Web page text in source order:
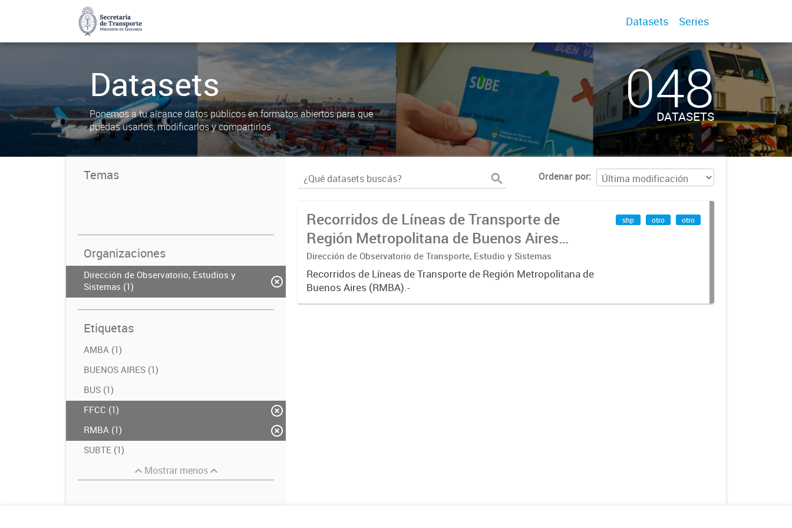
Datasets Series
Datasets
Ponemos a tu alcance datos públicos en formatos abiertos para que
puedas usarlos, modificarlos y compartirlos
048
DATASETS
Temas
Organizaciones
Dirección de Observatorio, Estudios y
Sistemas (1)
Etiquetas
AMBA (1)
BUENOS AIRES (1)
BUS (1)
FFCC (1)
RMBA (1)
SUBTE (1)
Mostrar menos
Ordenar por
Recorridos de Líneas de Transporte de
Región Metropolitana de Buenos Aires
(RMBA)
Dirección de Observatorio de Transporte, Estudio y Sistemas
Recorridos de Líneas de Transporte de Región Metropolitana de
Buenos Aires (RMBA).-
shp otro otro